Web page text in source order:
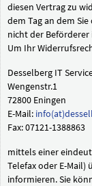
diesen Vertrag zu
dem Tag an dem
nicht der Beförderer
Um Ihr
Desselberg IT
Wengenstr.1
72800 Eningen
E-Mail:
Fax: 07121-1388863
mittels einer
Telefax oder E-Mail)
informieren. Sie